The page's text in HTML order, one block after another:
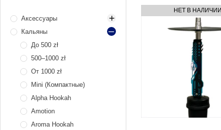
Аксессуары
Аксессуары для
розжига угля
Газ и газовые
горелки
Плиты
электрические
Банки для табака
Вилки
Доски
Запчасти
XKAH Pro
Блюдца
Калауды и фольга
Алюминий
Колпаки
Кальяны
До 500 zł
500–1000 zł
От 1000 zł
Mini (Компактные)
Alpha Hookah
Amotion
Aroma Hookah